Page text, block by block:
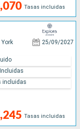
Tasas incluidas
York 25/09/2027
Tasas incluidas
incluidas